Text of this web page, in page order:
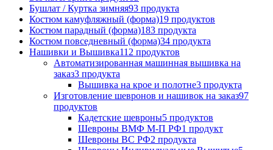
Бушлат / Куртка зимняя93 продукта
Костюм камуфляжный (форма)19 продуктов
Костюм парадный (форма)183 продукта
Костюм повседневный (форма)34 продукта
Нашивки и Вышивка112 продуктов
Автоматизированная машинная вышивка на
заказ3 продукта
Вышивка на крое и полотне3 продукта
Изготовление шевронов и нашивок на заказ97
продуктов
Кадетские шевроны5 продуктов
Шевроны ВМФ М-П РФ1 продукт
Шевроны ВС РФ2 продукта